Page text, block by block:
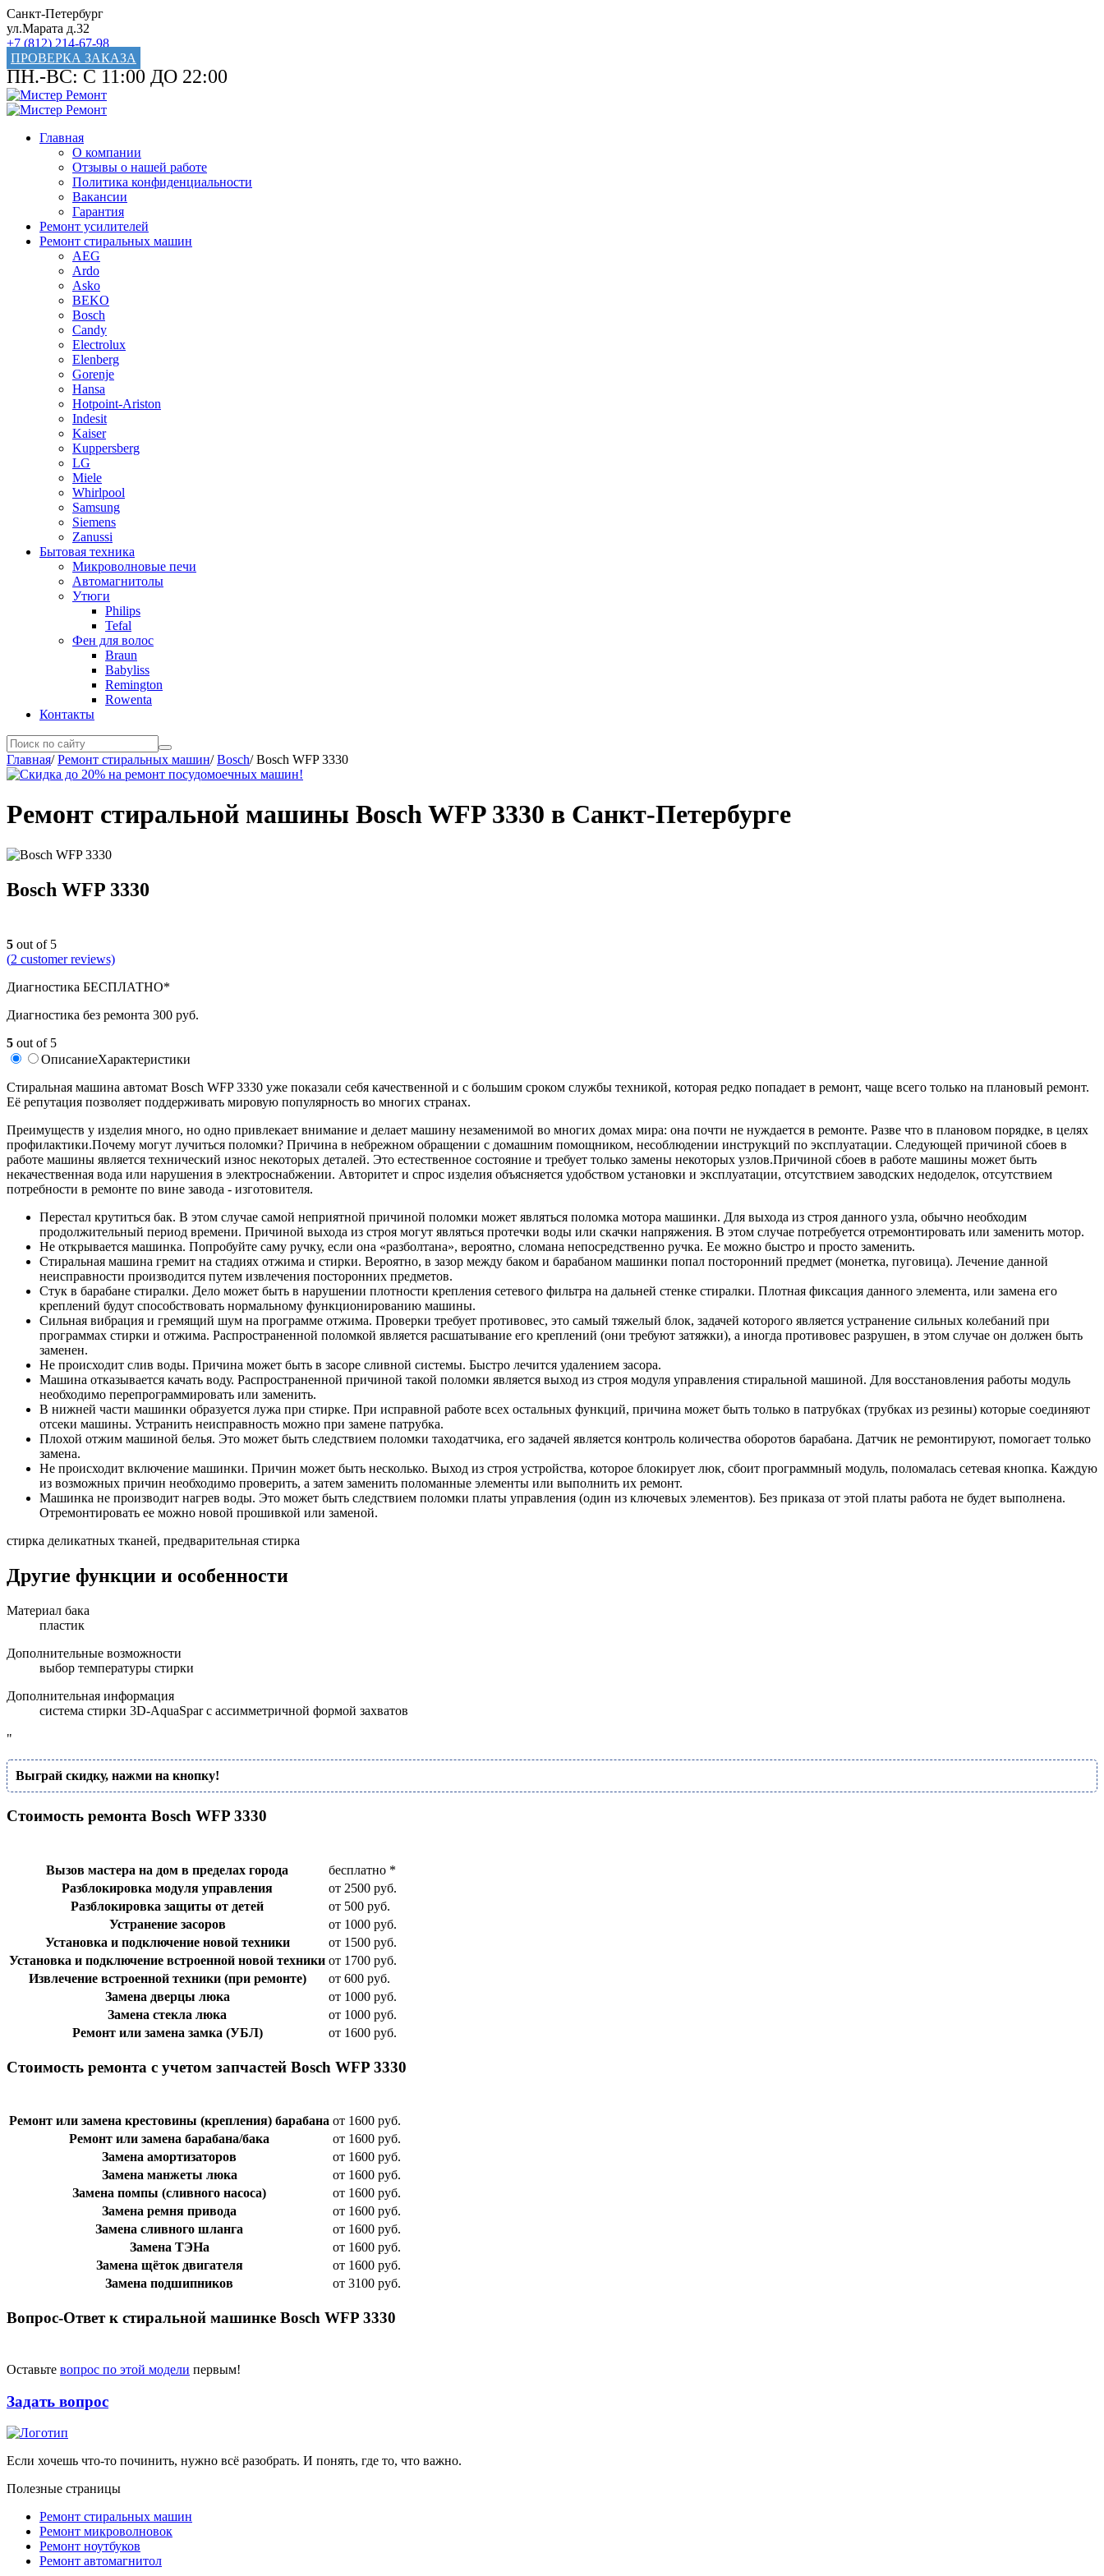
Санкт-Петербург
ул.Марата д.32
+7 (812) 214-67-98
ПРОВЕРКА ЗАКАЗА
ПН.-ВС: С 11:00 ДО 22:00
Главная
О компании
Отзывы о нашей работе
Политика конфиденциальности
Вакансии
Гарантия
Ремонт усилителей
Ремонт стиральных машин
AEG
Ardo
Asko
BEKO
Bosch
Candy
Electrolux
Elenberg
Gorenje
Hansa
Hotpoint-Ariston
Indesit
Kaiser
Kuppersberg
LG
Miele
Whirlpool
Samsung
Siemens
Zanussi
Бытовая техника
Микроволновые печи
Автомагнитолы
Утюги
Philips
Tefal
Фен для волос
Braun
Babyliss
Remington
Rowenta
Контакты
Главная/Ремонт стиральных машин/Bosch/Bosch WFP 3330
Ремонт стиральной машины Bosch WFP 3330 в Санкт-Петербурге
Bosch WFP 3330
5 out of 5
(2 customer reviews)
Диагностика БЕСПЛАТНО*
Диагностика без ремонта 300 руб.
5 out of 5
ОписаниеХарактеристики
Cтиральная машина автомат Bosch WFP 3330 уже показали себя качественной и с большим сроком службы техникой, которая редко попадает в ремонт, чаще всего только на плановый ремонт.
Её репутация позволяет поддерживать мировую популярность во многих странах.
Преимуществ у изделия много, но одно привлекает внимание и делает машину незаменимой во многих домах мира: она почти не нуждается в ремонте. Разве что в плановом порядке, в целях
профилактики.Почему могут лучиться поломки? Причина в небрежном обращении с домашним помощником, несоблюдении инструкций по эксплуатации. Следующей причиной сбоев в
работе машины является технический износ некоторых деталей. Это естественное состояние и требует только замены некоторых узлов.Причиной сбоев в работе машины может быть
некачественная вода или нарушения в электроснабжении. Авторитет и спрос изделия объясняется удобством установки и эксплуатации, отсутствием заводских недоделок, отсутствием
потребности в ремонте по вине завода - изготовителя.
Перестал крутиться бак. В этом случае самой неприятной причиной поломки может являться поломка мотора машинки. Для выхода из строя данного узла, обычно необходим
продолжительный период времени. Причиной выхода из строя могут являться протечки воды или скачки напряжения. В этом случае потребуется отремонтировать или заменить мотор.
Не открывается машинка. Попробуйте саму ручку, если она «разболтана», вероятно, сломана непосредственно ручка. Ее можно быстро и просто заменить.
Стиральная машина гремит на стадиях отжима и стирки. Вероятно, в зазор между баком и барабаном машинки попал посторонний предмет (монетка, пуговица). Лечение данной
неисправности производится путем извлечения посторонних предметов.
Стук в барабане стиралки. Дело может быть в нарушении плотности крепления сетевого фильтра на дальней стенке стиралки. Плотная фиксация данного элемента, или замена его
креплений будут способствовать нормальному функционированию машины.
Сильная вибрация и гремящий шум на программе отжима. Проверки требует противовес, это самый тяжелый блок, задачей которого является устранение сильных колебаний при
программах стирки и отжима. Распространенной поломкой является расшатывание его креплений (они требуют затяжки), а иногда противовес разрушен, в этом случае он должен быть
заменен.
Не происходит слив воды. Причина может быть в засоре сливной системы. Быстро лечится удалением засора.
Машина отказывается качать воду. Распространенной причиной такой поломки является выход из строя модуля управления стиральной машиной. Для восстановления работы модуль
необходимо перепрограммировать или заменить.
В нижней части машинки образуется лужа при стирке. При исправной работе всех остальных функций, причина может быть только в патрубках (трубках из резины) которые соединяют
отсеки машины. Устранить неисправность можно при замене патрубка.
Плохой отжим машиной белья. Это может быть следствием поломки таходатчика, его задачей является контроль количества оборотов барабана. Датчик не ремонтируют, помогает только
замена.
Не происходит включение машинки. Причин может быть несколько. Выход из строя устройства, которое блокирует люк, сбоит программный модуль, поломалась сетевая кнопка. Каждую
из возможных причин необходимо проверить, а затем заменить поломанные элементы или выполнить их ремонт.
Машинка не производит нагрев воды. Это может быть следствием поломки платы управления (один из ключевых элементов). Без приказа от этой платы работа не будет выполнена.
Отремонтировать ее можно новой прошивкой или заменой.
стирка деликатных тканей, предварительная стирка
Другие функции и особенности
Материал бака
пластик
Дополнительные возможности
выбор температуры стирки
Дополнительная информация
система стирки 3D-AquaSpar с ассимметричной формой захватов
"
Выграй скидку, нажми на кнопку!
Стоимость ремонта Bosch WFP 3330
Вызов мастера на дом в пределах города
бесплатно *
Разблокировка модуля управления
от 2500 руб.
Разблокировка защиты от детей
от 500 руб.
Устранение засоров
от 1000 руб.
Установка и подключение новой техники
от 1500 руб.
Установка и подключение встроенной новой техники от 1700 руб.
Извлечение встроенной техники (при ремонте)
от 600 руб.
Замена дверцы люка
от 1000 руб.
Замена стекла люка
от 1000 руб.
Ремонт или замена замка (УБЛ)
от 1600 руб.
Стоимость ремонта с учетом запчастей Bosch WFP 3330
Ремонт или замена крестовины (крепления) барабана от 1600 руб.
Ремонт или замена барабана/бака
от 1600 руб.
Замена амортизаторов
от 1600 руб.
Замена манжеты люка
от 1600 руб.
Замена помпы (сливного насоса)
от 1600 руб.
Замена ремня привода
от 1600 руб.
Замена сливного шланга
от 1600 руб.
Замена ТЭНа
от 1600 руб.
Замена щёток двигателя
от 1600 руб.
Замена подшипников
от 3100 руб.
Вопрос-Ответ к стиральной машинке Bosch WFP 3330
Оставьте вопрос по этой модели первым!
Задать вопрос
Если хочешь что-то починить, нужно всё разобрать. И понять, где то, что важно.
Полезные страницы
Ремонт стиральных машин
Ремонт микроволновок
Ремонт ноутбуков
Ремонт автомагнитол